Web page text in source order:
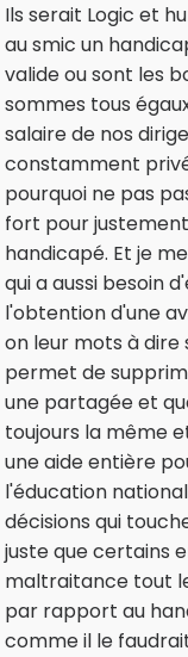
Ils serait Logic et
au smic un
valide ou sont les
sommes tous
salaire de nos
constamment
pourquoi ne pas
fort pour
handicapé. Et je
qui a aussi besoin
l'obtention d'une
on leur mots à dire
permet de
une partagée et
toujours la même
une aide entière
l'éducation
décisions qui
juste que certains
maltraitance tout
par rapport au
comme il le